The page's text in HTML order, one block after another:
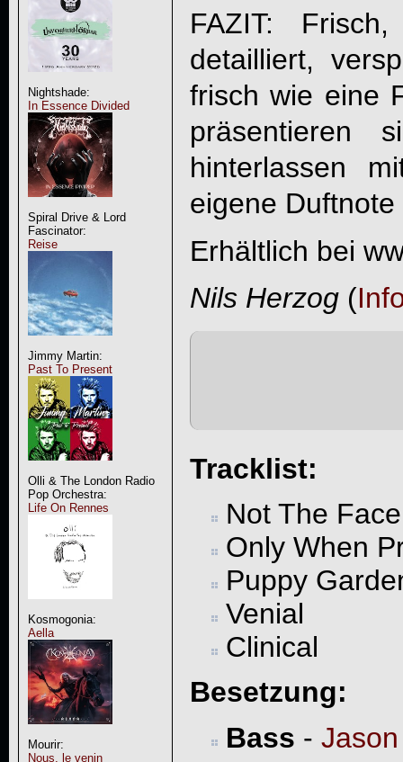
Nightshade:
In Essence Divided
Spiral Drive & Lord
Fascinator:
Reise
Jimmy Martin:
Past To Present
Olli & The London Radio
Pop Orchestra:
Life On Rennes
Kosmogonia:
Aella
Mourir:
Nous, le venin
FAZIT:
detailliert,
frisch wie eine
präsentieren
hinterlassen
eigene
Erhältlich bei
Nils Herzog(
Tracklist:
Not The Face
Only When
Puppy
Venial
Clinical
Besetzung:
Bass -